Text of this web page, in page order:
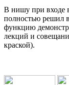
В нишу при входе
полностью решил
функцию
лекций и
краской).